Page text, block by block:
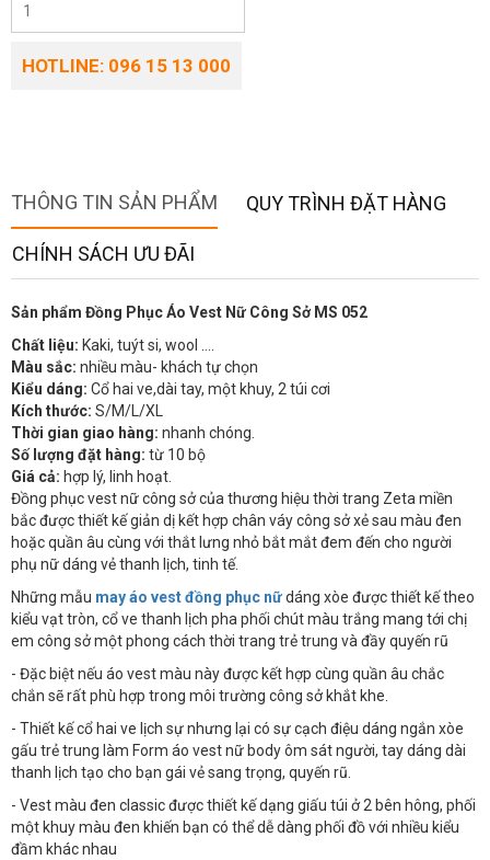
HOTLINE: 096 15 13 000
THÔNG TIN SẢN PHẨM QUY TRÌNH ĐẶT HÀNG
CHÍNH SÁCH ƯU ĐÃI
Sản phẩm Đồng Phục Áo Vest Nữ Công Sở MS 052
Chất liệu: Kaki, tuýt si, wool ….
Màu sắc: nhiều màu- khách tự chọn
Kiểu dáng: Cổ hai ve,dài tay, một khuy, 2 túi cơi
Kích thước: S/M/L/XL
Thời gian giao hàng: nhanh chóng.
Số lượng đặt hàng: từ 10 bộ
Giá cả: hợp lý, linh hoạt.
Đồng phục vest nữ công sở của thương hiệu thời trang Zeta miền
bắc được thiết kế giản dị kết hợp chân váy công sở xẻ sau màu đen
hoặc quần âu cùng với thắt lưng nhỏ bắt mắt đem đến cho người
phụ nữ dáng vẻ thanh lịch, tinh tế.
Những mẫu may áo vest đồng phục nữdáng xòe được thiết kế theo
kiểu vạt tròn, cổ ve thanh lịch pha phối chút màu trắng mang tới chị
em công sở một phong cách thời trang trẻ trung và đầy quyến rũ
- Đặc biệt nếu áo vest màu này được kết hợp cùng quần âu chắc
chắn sẽ rất phù hợp trong môi trường công sở khắt khe.
- Thiết kế cổ hai ve lịch sự nhưng lại có sự cạch điệu dáng ngắn xòe
gấu trẻ trung làm Form áo vest nữ body ôm sát người, tay dáng dài
thanh lịch tạo cho bạn gái vẻ sang trọng, quyến rũ.
- Vest màu đen classic được thiết kế dạng giấu túi ở 2 bên hông, phối
một khuy màu đen khiến bạn có thể dễ dàng phối đồ với nhiều kiểu
đầm khác nhau